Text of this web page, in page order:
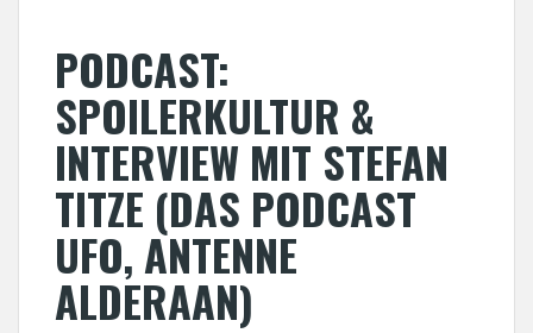
PODCAST:
SPOILERKULTUR &
INTERVIEW MIT STEFAN
TITZE (DAS PODCAST
UFO, ANTENNE
ALDERAAN)